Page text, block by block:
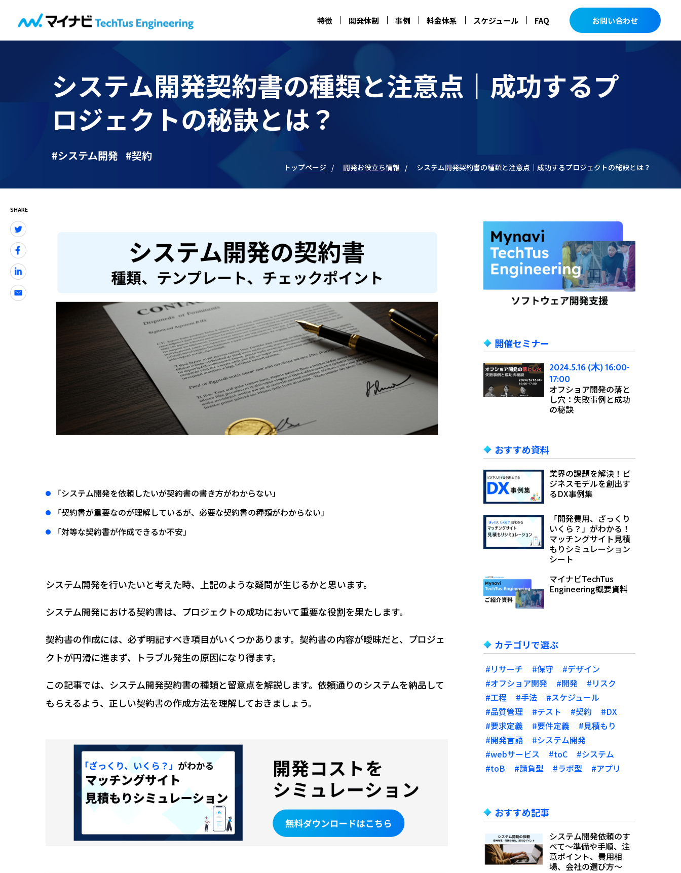
特徴 開発体制 事例 料金体系 スケジュール FAQ お問い合わせ
システム開発契約書の種類と注意点｜成功するプ
ロジェクトの秘訣とは？
#システム開発 #契約
トップページ 開発お役立ち情報 システム開発契約書の種類と注意点｜成功するプロジェクトの秘訣とは？
SHARE
「システム開発を依頼したいが契約書の書き方がわからない」
「契約書が重要なのが理解しているが、必要な契約書の種類がわからない」
「対等な契約書が作成できるか不安」
システム開発を行いたいと考えた時、上記のような疑問が生じるかと思います。
システム開発における契約書は、プロジェクトの成功において重要な役割を果たします。
契約書の作成には、必ず明記すべき項目がいくつかあります。契約書の内容が曖昧だと、プロジェ
クトが円滑に進まず、トラブル発生の原因になり得ます。
この記事では、システム開発契約書の種類と留意点を解説します。依頼通りのシステムを納品して
もらえるよう、正しい契約書の作成方法を理解しておきましょう。
開催セミナー
2024.5.16 (木) 16:00-
17:00
オフショア開発の落と
し穴：失敗事例と成功
の秘訣
おすすめ資料
業界の課題を解決！ビ
ジネスモデルを創出す
るDX事例集
「開発費用、ざっくり
いくら？」がわかる！
マッチングサイト見積
もりシミュレーション
シート
マイナビTechTus
Engineering概要資料
カテゴリで選ぶ
#リサーチ #保守
#デザイン
#オフショア開発
#開発
#リスク
#工程
#手法
#スケジュール
#品質管理
#テスト #契約
#DX
#要求定義
#要件定義
#見積もり
#開発言語
#システム開発
#webサービス
#toC
#システム
#toB
#請負型 #ラボ型 #アプリ
おすすめ記事
システム開発依頼のす
べて～準備や手順、注
意ポイント、費用相
場、会社の選び方～